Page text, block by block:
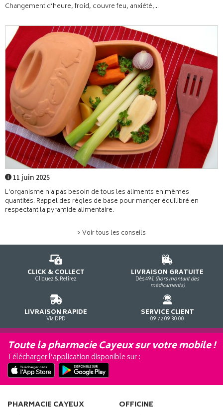
Changement d’heure, froid, couvre feu, anxiété,...
11 juin 2025
L'organisme n'a pas besoin de tous les aliments en mêmes
quantités. Rappel des règles de base pour manger équilibré en
respectant la pyramide alimentaire.
> Voir tous les conseils
CLICK & COLLECT
Cliquez & Retirez
LIVRAISON GRATUITE
Dès 49€ (hors montant des
médicaments)
LIVRAISON RAPIDE
Via DPD
SERVICE CLIENT
09 72 09 30 00
Toute la pharmacie Cayeux sur votre mobile !
Télécharger l’application disponible sur :
PHARMACIE CAYEUX OFFICINE